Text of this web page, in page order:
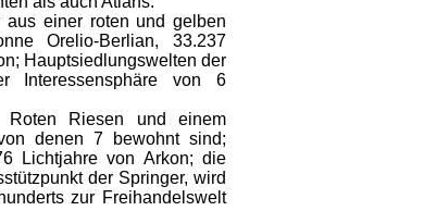
einer roten und gelben
Orelio-Berlian, 33.237
Hauptsiedlungswelten der
Interessensphäre von 6
Roten Riesen und einem
denen 7 bewohnt sind;
Lichtjahre von Arkon; die
der Springer, wird
zur Freihandelswelt